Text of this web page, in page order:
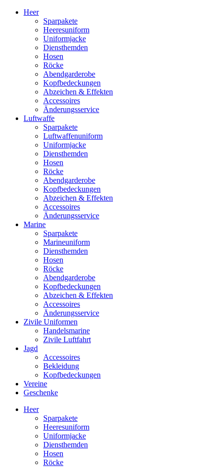
Heer
Sparpakete
Heeresuniform
Uniformjacke
Diensthemden
Hosen
Röcke
Abendgarderobe
Kopfbedeckungen
Abzeichen & Effekten
Accessoires
Änderungsservice
Luftwaffe
Sparpakete
Luftwaffenuniform
Uniformjacke
Diensthemden
Hosen
Röcke
Abendgarderobe
Kopfbedeckungen
Abzeichen & Effekten
Accessoires
Änderungsservice
Marine
Sparpakete
Marineuniform
Diensthemden
Hosen
Röcke
Abendgarderobe
Kopfbedeckungen
Abzeichen & Effekten
Accessoires
Änderungsservice
Zivile Uniformen
Handelsmarine
Zivile Luftfahrt
Jagd
Accessoires
Bekleidung
Kopfbedeckungen
Vereine
Geschenke
Heer
Sparpakete
Heeresuniform
Uniformjacke
Diensthemden
Hosen
Röcke